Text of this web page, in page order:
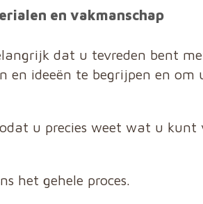
en vakmanschap
dat u tevreden bent
en ideeën te begrijpen en
u precies weet wat u kunt
het gehele proces.